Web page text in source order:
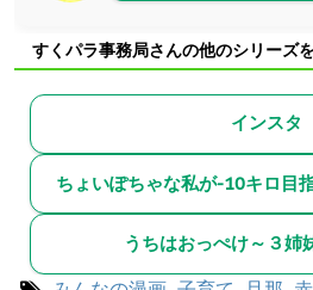
すくパラ事務局さんの他のシリーズ
インスタ
ちょいぽちゃな私が-10キロ目
うちはおっぺけ～３姉